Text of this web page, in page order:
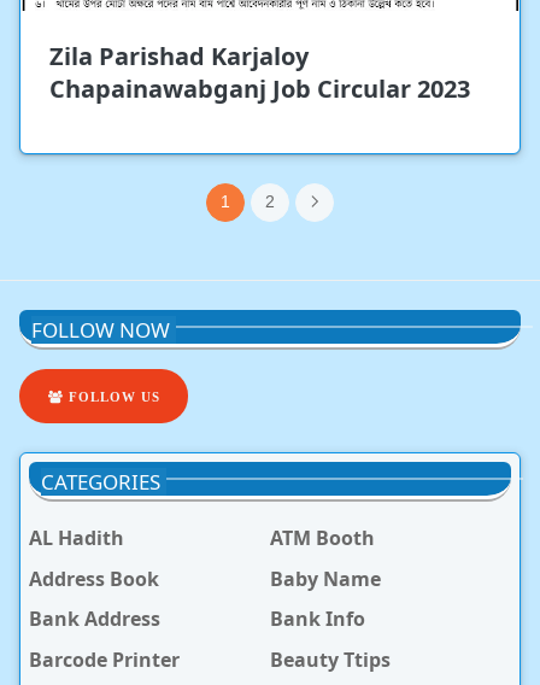
Zila Parishad Karjaloy
Chapainawabganj Job Circular 2023
1 2
FOLLOW NOW
FOLLOW US
CATEGORIES
AL Hadith
ATM Booth
Address Book
Baby Name
Bank Address
Bank Info
Barcode Printer
Beauty Ttips